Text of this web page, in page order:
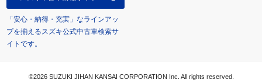
「安心・納得・充実」なラインアッ
プを揃えるスズキ公式中古車検索サ
イトです。
©2026 SUZUKI JIHAN KANSAI CORPORATION Inc. All rights reserved.